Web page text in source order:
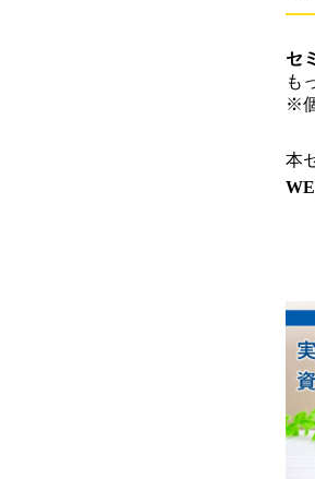
セ
も
※
本